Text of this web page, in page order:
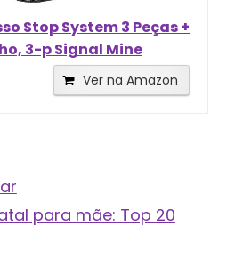
Stop System 3 Peças +
3-p Signal Mine
Ver na Amazon
para mãe: Top 20